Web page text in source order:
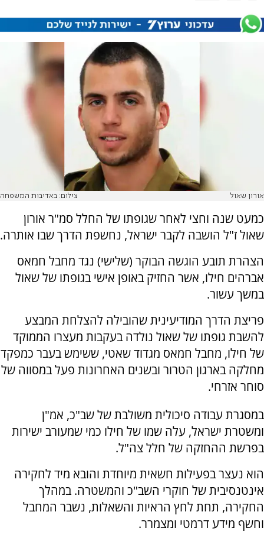
אורון שאול צילום: באדיבות המשפחה
כמעט שנה וחצי לאחר שגופתו של החלל סמ"ר אורון
שאול ז"ל הושבה לקבר ישראל, נחשפת הדרך שבו אותרה.
הצהרת תובע הוגשה הבוקר (שלישי) נגד מחבל חמאס
אברהים חילו, אשר החזיק באופן אישי בגופתו של שאול
במשך עשור.
פריצת הדרך המודיעינית שהובילה להצלחת המבצע
להשבת גופתו של שאול נולדה בעקבות מעצרו הממוקד
של חילו, מחבל חמאס מגדוד שאטי, ששימש בעבר כמפקד
מחלקה בארגון הטרור ובשנים האחרונות פעל במסווה של
סוחר אזרחי.
במסגרת עבודה סיכולית משולבת של שב"כ, אמ"ן
ומשטרת ישראל, עלה שמו של חילו כמי שמעורב ישירות
בפרשת ההחזקה של חלל צה"ל.
הוא נעצר בפעילות חשאית מיוחדת והובא מיד לחקירה
אינטנסיבית של חוקרי השב"כ והמשטרה. במהלך
החקירה, תחת לחץ הראיות והשאלות, נשבר המחבל
וחשף מידע דרמטי ומצמרר.